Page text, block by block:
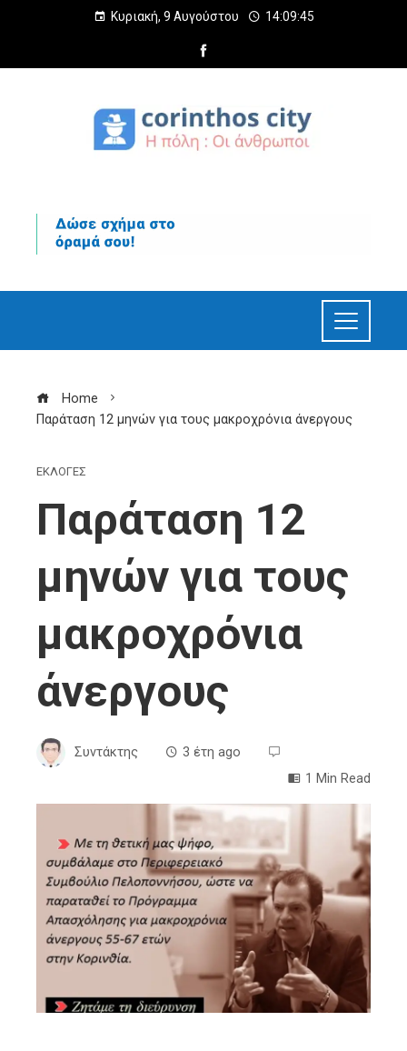
Κυριακή, 9 Αυγούστου 14:09:46
Home
Παράταση 12 μηνών για τους μακροχρόνια άνεργους
ΕΚΛΟΓΕΣ
Παράταση 12
μηνών για τους
μακροχρόνια
άνεργους
Συντάκτης
3 έτη ago
1 Min Read